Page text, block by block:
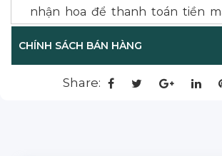
nhận hoa để thanh toán tiền
hoa, bạn cũng không thể
hoặc đến văn phòng L’amour
hoặc tại Đà Lạt để thanh toán,
trợ giao hoa và thu tiền ở 2 địa
CHÍNH SÁCH BÁN HÀNG
Share: